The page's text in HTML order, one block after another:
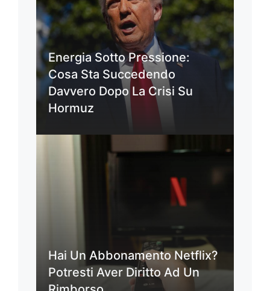
Energia Sotto Pressione:
Cosa Sta Succedendo
Davvero Dopo La Crisi Su
Hormuz
Hai Un Abbonamento Netflix?
Potresti Aver Diritto Ad Un